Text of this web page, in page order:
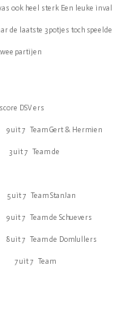
ook heel sterk Een leuke inval
de laatste 3 potjes toch speelde
partijen
DSV ers
Gert & Hermien
7 Team de
7 Team StanJan
Team de Schuevers
Team de Domlullers
7 uit 7 Team